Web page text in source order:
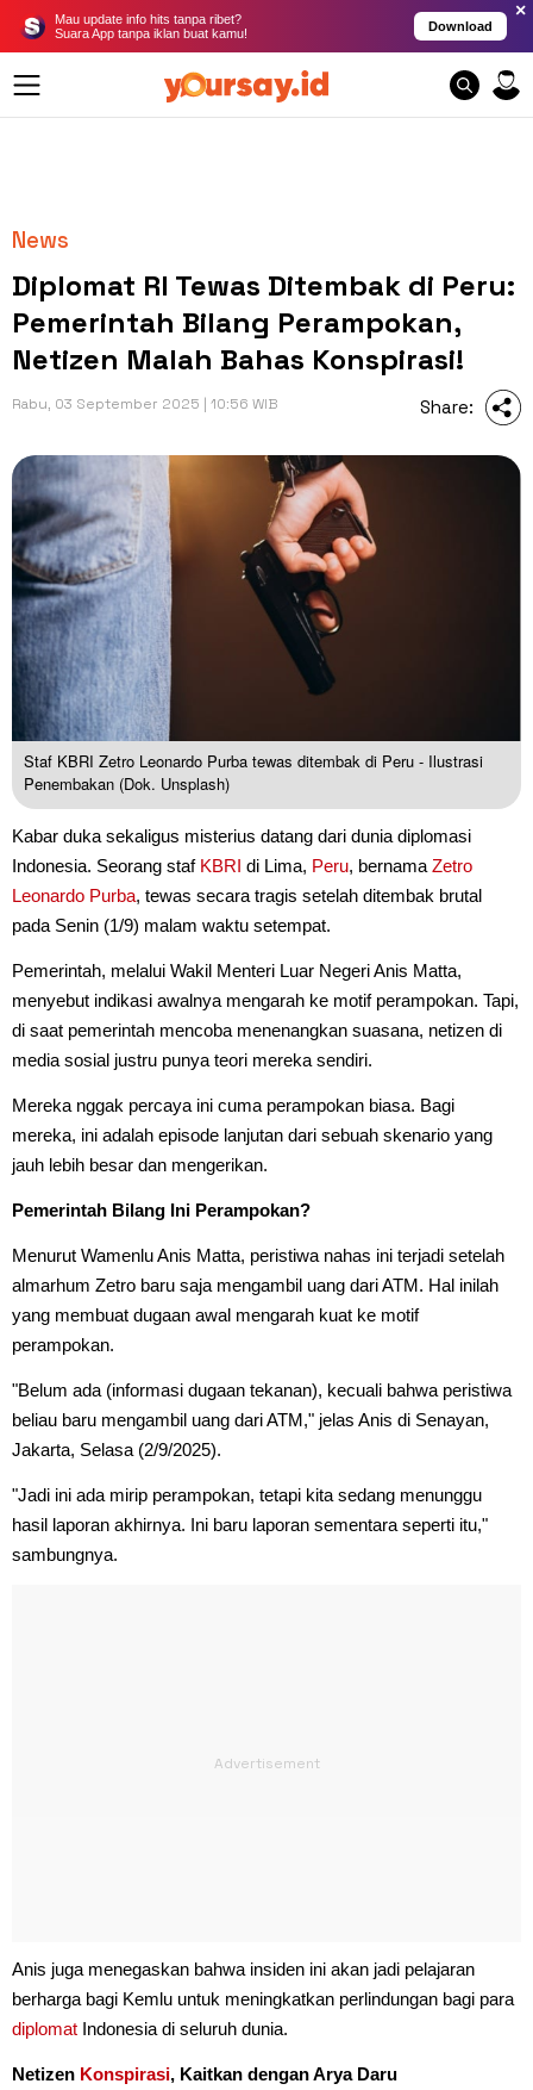
Mau update info hits tanpa ribet?
Suara App tanpa iklan buat kamu!
Download
×
News
Diplomat RI Tewas Ditembak di Peru:
Pemerintah Bilang Perampokan,
Netizen Malah Bahas Konspirasi!
Rabu, 03 September 2025 | 10:56 WIB Share:
Staf KBRI Zetro Leonardo Purba tewas ditembak di Peru - Ilustrasi
Penembakan (Dok. Unsplash)
Kabar duka sekaligus misterius datang dari dunia diplomasi
Indonesia. Seorang staf KBRI di Lima, Peru, bernama Zetro
Leonardo Purba, tewas secara tragis setelah ditembak brutal
pada Senin (1/9) malam waktu setempat.
Pemerintah, melalui Wakil Menteri Luar Negeri Anis Matta,
menyebut indikasi awalnya mengarah ke motif perampokan. Tapi,
di saat pemerintah mencoba menenangkan suasana, netizen di
media sosial justru punya teori mereka sendiri.
Mereka nggak percaya ini cuma perampokan biasa. Bagi
mereka, ini adalah episode lanjutan dari sebuah skenario yang
jauh lebih besar dan mengerikan.
Pemerintah Bilang Ini Perampokan?
Menurut Wamenlu Anis Matta, peristiwa nahas ini terjadi setelah
almarhum Zetro baru saja mengambil uang dari ATM. Hal inilah
yang membuat dugaan awal mengarah kuat ke motif
perampokan.
"Belum ada (informasi dugaan tekanan), kecuali bahwa peristiwa
beliau baru mengambil uang dari ATM," jelas Anis di Senayan,
Jakarta, Selasa (2/9/2025).
"Jadi ini ada mirip perampokan, tetapi kita sedang menunggu
hasil laporan akhirnya. Ini baru laporan sementara seperti itu,"
sambungnya.
Anis juga menegaskan bahwa insiden ini akan jadi pelajaran
berharga bagi Kemlu untuk meningkatkan perlindungan bagi para
diplomat Indonesia di seluruh dunia.
Netizen Konspirasi, Kaitkan dengan Arya Daru